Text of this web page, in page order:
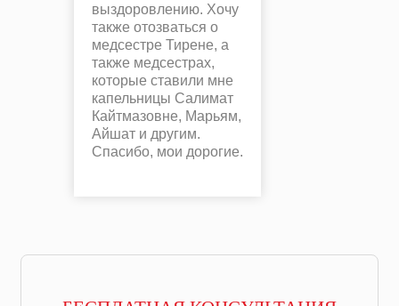
выздоровлению. Хочу
также отозваться о
медсестре Тирене, а
также медсестрах,
которые ставили мне
капельницы Салимат
Кайтмазовне, Марьям,
Айшат и другим.
Спасибо, мои дорогие.